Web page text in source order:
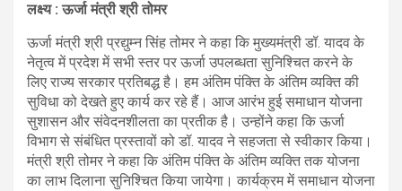
लक्ष्य : ऊर्जा मंत्री श्री तोमर
ऊर्जा मंत्री श्री प्रद्युम्न सिंह तोमर ने कहा कि मुख्यमंत्री डॉ. यादव के
नेतृत्व में प्रदेश में सभी स्तर पर ऊर्जा उपलब्धता सुनिश्चित करने के
लिए राज्य सरकार प्रतिबद्ध है। हम अंतिम पंक्ति के अंतिम व्यक्ति की
सुविधा को देखते हुए कार्य कर रहे हैं। आज आरंभ हुई समाधान योजना
सुशासन और संवेदनशीलता का प्रतीक है। उन्होंने कहा कि ऊर्जा
विभाग से संबंधित प्रस्तावों को डॉ. यादव ने सहजता से स्वीकार किया।
मंत्री श्री तोमर ने कहा कि अंतिम पंक्ति के अंतिम व्यक्ति तक योजना
का लाभ दिलाना सुनिश्चित किया जायेगा। कार्यक्रम में समाधान योजना